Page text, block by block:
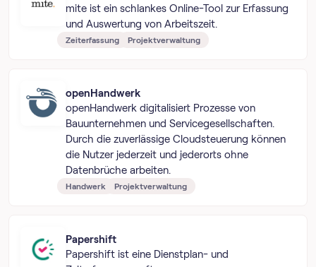
mite ist ein schlankes Online-Tool zur Erfassung
und Auswertung von Arbeitszeit.
Zeiterfassung Projektverwaltung
openHandwerk
openHandwerk digitalisiert Prozesse von
Bauunternehmen und Servicegesellschaften.
Durch die zuverlässige Cloudsteuerung können
die Nutzer jederzeit und jederorts ohne
Datenbrüche arbeiten.
Handwerk Projektverwaltung
Papershift
Papershift ist eine Dienstplan- und